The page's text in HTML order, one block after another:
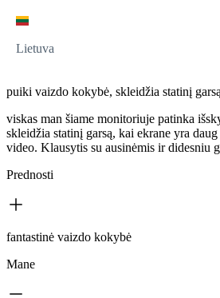
Lietuva
puiki vaizdo kokybė, skleidžia statinį garsą
viskas man šiame monitoriuje patinka
skleidžia statinį garsą, kai ekrane yra
video. Klausytis su ausinėmis ir didesniu
Prednosti
fantastinė vaizdo kokybė
Mane